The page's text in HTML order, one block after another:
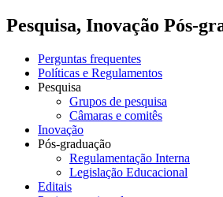
Pesquisa, Inovação Pós-
Perguntas frequentes
Políticas e Regulamentos
Pesquisa
Grupos de pesquisa
Câmaras e comitês
Inovação
Pós-graduação
Regulamentação Interna
Legislação Educacional
Editais